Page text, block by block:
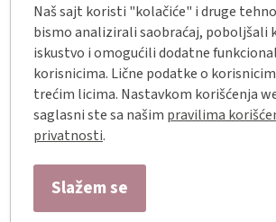
Dekorativna
Naš sajt koristi "kolačiće" i druge
bismo analizirali saobraćaj, poboljšali
iskustvo i omogućili dodatne
korisnicima. Lične podatke o
trećim licima. Nastavkom korišćenja
saglasni ste sa našim pravilima
privatnosti.
Slažem se